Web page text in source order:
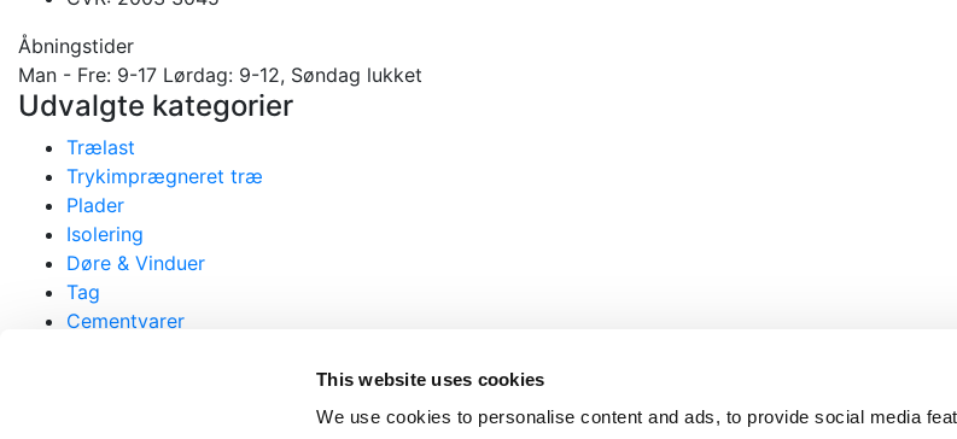
This website uses cookies
We use cookies to personalise content and ads, to provide social media
Åbningstider
Man - Fre: 9-17 Lørdag: 9-12, Søndag lukket
Udvalgte kategorier
Trælast
Trykimprægneret træ
Plader
Isolering
Døre & Vinduer
Tag
Cementvarer